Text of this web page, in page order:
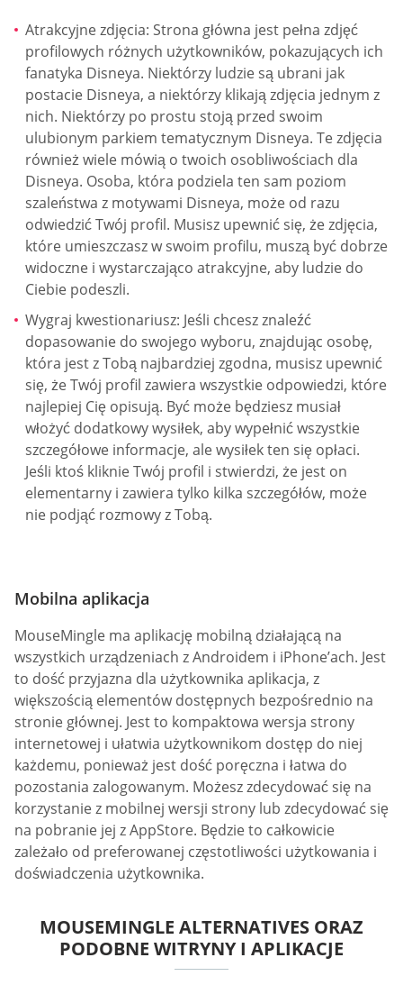
Atrakcyjne zdjęcia: Strona główna jest pełna zdjęć
profilowych różnych użytkowników, pokazujących ich
fanatyka Disneya. Niektórzy ludzie są ubrani jak
postacie Disneya, a niektórzy klikają zdjęcia jednym z
nich. Niektórzy po prostu stoją przed swoim
ulubionym parkiem tematycznym Disneya. Te zdjęcia
również wiele mówią o twoich osobliwościach dla
Disneya. Osoba, która podziela ten sam poziom
szaleństwa z motywami Disneya, może od razu
odwiedzić Twój profil. Musisz upewnić się, że zdjęcia,
które umieszczasz w swoim profilu, muszą być dobrze
widoczne i wystarczająco atrakcyjne, aby ludzie do
Ciebie podeszli.
Wygraj kwestionariusz: Jeśli chcesz znaleźć
dopasowanie do swojego wyboru, znajdując osobę,
która jest z Tobą najbardziej zgodna, musisz upewnić
się, że Twój profil zawiera wszystkie odpowiedzi, które
najlepiej Cię opisują. Być może będziesz musiał
włożyć dodatkowy wysiłek, aby wypełnić wszystkie
szczegółowe informacje, ale wysiłek ten się opłaci.
Jeśli ktoś kliknie Twój profil i stwierdzi, że jest on
elementarny i zawiera tylko kilka szczegółów, może
nie podjąć rozmowy z Tobą.
Mobilna aplikacja
MouseMingle ma aplikację mobilną działającą na
wszystkich urządzeniach z Androidem i iPhone’ach. Jest
to dość przyjazna dla użytkownika aplikacja, z
większością elementów dostępnych bezpośrednio na
stronie głównej. Jest to kompaktowa wersja strony
internetowej i ułatwia użytkownikom dostęp do niej
każdemu, ponieważ jest dość poręczna i łatwa do
pozostania zalogowanym. Możesz zdecydować się na
korzystanie z mobilnej wersji strony lub zdecydować się
na pobranie jej z AppStore. Będzie to całkowicie
zależało od preferowanej częstotliwości użytkowania i
doświadczenia użytkownika.
MOUSEMINGLE ALTERNATIVES ORAZ
PODOBNE WITRYNY I APLIKACJE